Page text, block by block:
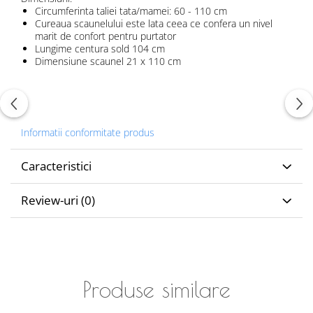
Circumferinta taliei tata/mamei: 60 - 110 cm
Cureaua scaunelului este lata ceea ce confera un nivel
marit de confort pentru purtator
Lungime centura sold 104 cm
Dimensiune scaunel 21 x 110 cm
Informatii conformitate produs
Caracteristici
Review-uri (0)
Produse similare